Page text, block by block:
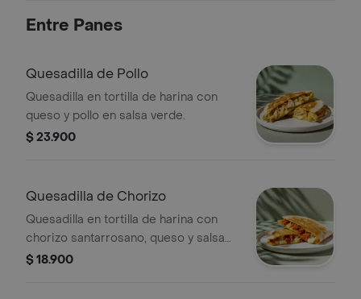
Entre Panes
Quesadilla de Pollo
Quesadilla en tortilla de harina con
queso y pollo en salsa verde.
$ 23.900
Quesadilla de Chorizo
Quesadilla en tortilla de harina con
chorizo santarrosano, queso y salsa
verde
$ 18.900